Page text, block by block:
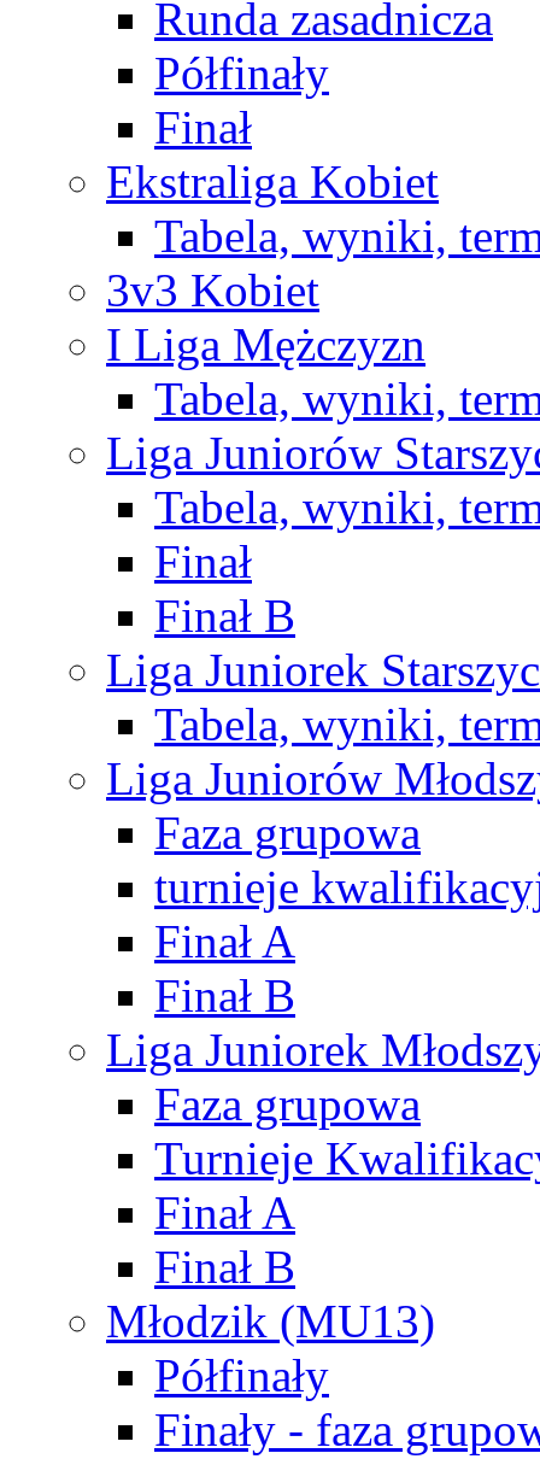
Runda zasadnicza
Półfinały
Finał
Ekstraliga Kobiet
Tabela, wyniki,
3v3 Kobiet
I Liga Mężczyzn
Tabela, wyniki,
Liga Juniorów
Tabela, wyniki,
Finał
Finał B
Liga Juniorek
Tabela, wyniki,
Liga Juniorów
Faza grupowa
turnieje
Finał A
Finał B
Liga Juniorek
Faza grupowa
Turnieje
Finał A
Finał B
Młodzik (MU13)
Półfinały
Finały - faza